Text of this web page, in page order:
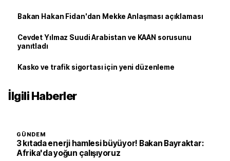
Bakan Hakan Fidan'dan Mekke Anlaşması açıklaması
Cevdet Yılmaz Suudi Arabistan ve KAAN sorusunu
yanıtladı
Kasko ve trafik sigortası için yeni düzenleme
İlgili Haberler
GÜNDEM
3 kıtada enerji hamlesi büyüyor! Bakan Bayraktar:
Afrika'da yoğun çalışıyoruz